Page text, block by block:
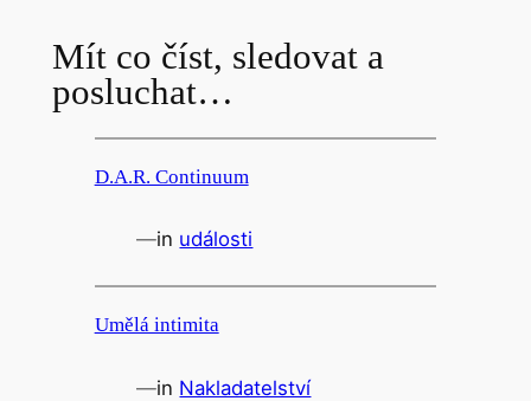
Mít co číst, sledovat a
posluchat…
D.A.R. Continuum
—in události
Umělá intimita
—in Nakladatelství